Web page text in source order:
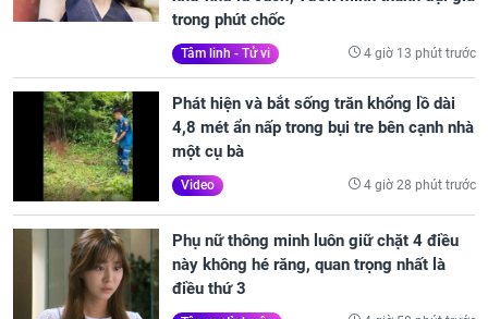
trong phút chốc
Tâm linh - Tử vi 4 giờ 13 phút trước
Phát hiện và bắt sống trăn khổng lồ dài
4,8 mét ẩn nấp trong bụi tre bên cạnh nhà
một cụ bà
Video 4 giờ 28 phút trước
Phụ nữ thông minh luôn giữ chặt 4 điều
này không hé răng, quan trọng nhất là
điều thứ 3